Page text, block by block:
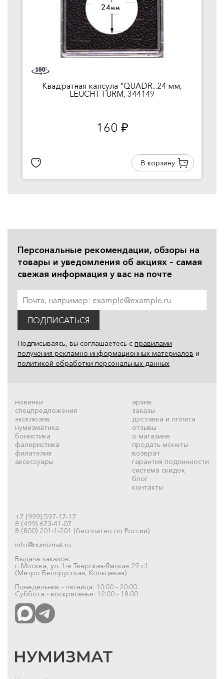
Квадратная капсула "QUADR...24 мм,
LEUCHTTURM, 344149
160 руб.
В корзину
Персональные рекомендации, обзоры на
товары и уведомления об акциях – самая
свежая информация у вас на почте
ПОДПИСАТЬСЯ
Подписываясь, вы соглашаетесь с правилами
получения рекламно-информационных материалов и
политикой обработки персональных данных
новинки
спецпредложения
эксклюзив
нумизматика
бонистика
фалеристика
филателия
аксессуары
архив
заказы
доставка и оплата
отзывы
о магазине
продать монеты
возврат
гарантия подлинности
система скидок
блог
контакты
+7 (999) 597-17-17
8 (499) 673-41-07
8 (800) 201-1-201 (бесплатно по России)
info@numizmat.ru
Выдача заказов:
г. Москва, ул. 1-я Тверская-Ямская 29 с1
(Метро Белорусская, Кольцевая)
Понедельник - пятница: 10:00 - 20:00
Суббота - воскресенье: 12:00 - 18:00